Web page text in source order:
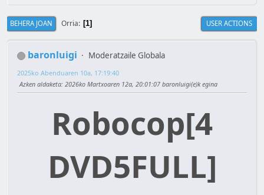
BEHERA JOAN Orria 1 USER ACTIONS
baronluigi Moderatzaile Globala
2025ko Abenduaren 10a, 17:19:40
Azken aldaketa: 2026ko Martxoaren 12a, 20:01:07 baronluigi(e)k egina
Robocop[4
DVD5FULL]